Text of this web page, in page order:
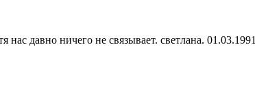
давно ничего не связывает. светлана. 01.03.1991